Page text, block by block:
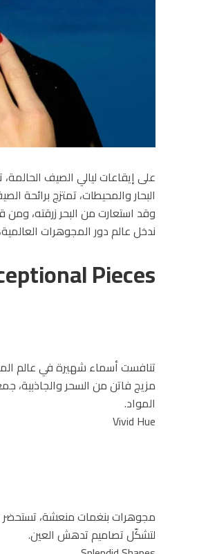
على إيقاعات ليالي الصيف
البحار والمحيطات، تمتزج برائحة
وقد استعارت من البحر زرقته،
ندخل عالم دور المجوهرات
Pieces
تنافست أسماء شهيرة في عالم
مزيج فاتن من السحر والجاذبية،
المواد.
Vivid Hue
مجوهرات بنغمات منعشة، تستحضر
لتشكّل تصاميم تدهش العين.